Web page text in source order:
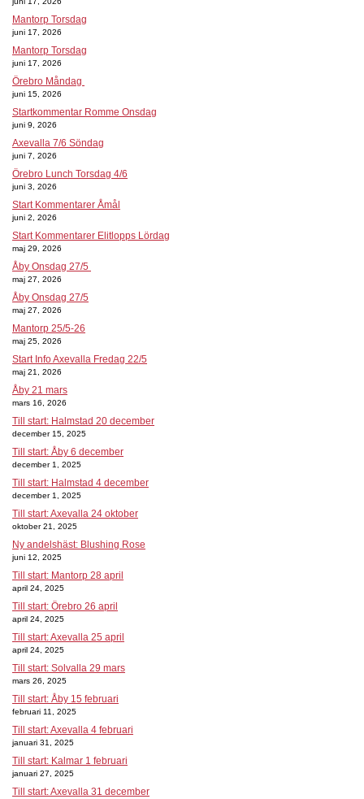
Mantorp Torsdag
juni 17, 2026
Mantorp Torsdag
juni 17, 2026
Örebro Måndag
juni 15, 2026
Startkommentar Romme Onsdag
juni 9, 2026
Axevalla 7/6 Söndag
juni 7, 2026
Örebro Lunch Torsdag 4/6
juni 3, 2026
Start Kommentarer Åmål
juni 2, 2026
Start Kommentarer Elitlopps Lördag
maj 29, 2026
Åby Onsdag 27/5
maj 27, 2026
Åby Onsdag 27/5
maj 27, 2026
Mantorp 25/5-26
maj 25, 2026
Start Info Axevalla Fredag 22/5
maj 21, 2026
Åby 21 mars
mars 16, 2026
Till start: Halmstad 20 december
december 15, 2025
Till start: Åby 6 december
december 1, 2025
Till start: Halmstad 4 december
december 1, 2025
Till start: Axevalla 24 oktober
oktober 21, 2025
Ny andelshäst: Blushing Rose
juni 12, 2025
Till start: Mantorp 28 april
april 24, 2025
Till start: Örebro 26 april
april 24, 2025
Till start: Axevalla 25 april
april 24, 2025
Till start: Solvalla 29 mars
mars 26, 2025
Till start: Åby 15 februari
februari 11, 2025
Till start: Axevalla 4 februari
januari 31, 2025
Till start: Kalmar 1 februari
januari 27, 2025
Till start: Axevalla 31 december